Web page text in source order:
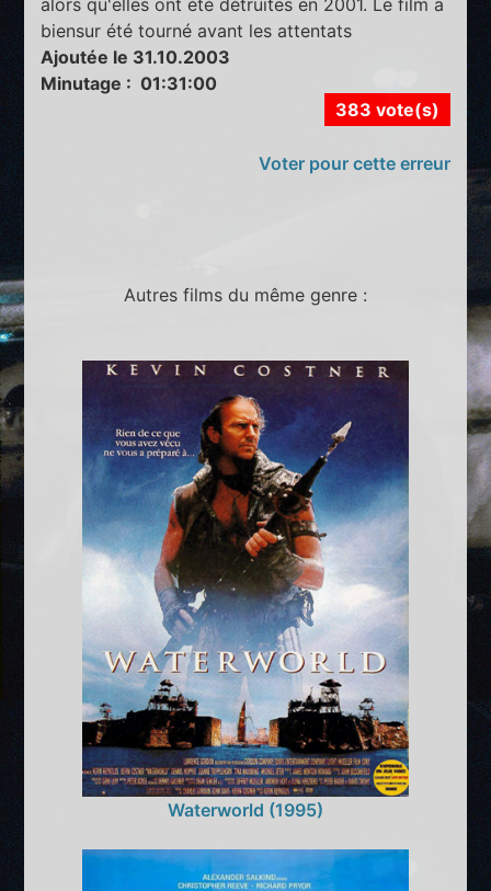
biensur été tourné avant les attentats
Ajoutée le 31.10.2003
Minutage : 01:31:00
383 vote(s)
Voter pour cette erreur
Autres films du même genre :
Waterworld (1995)